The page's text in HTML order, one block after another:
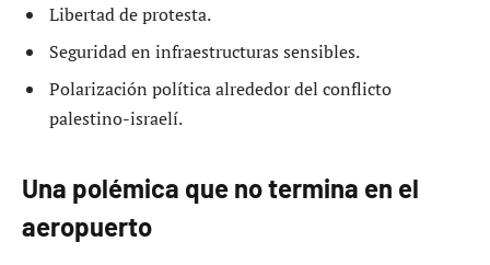
Libertad de protesta.
Seguridad en infraestructuras sensibles.
Polarización política alrededor del conflicto
palestino-israelí.
Una polémica que no termina en el
aeropuerto